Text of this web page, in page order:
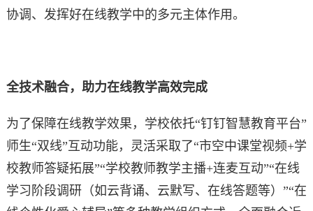
协调、发挥好在线教学中的多元主体作用。
全技术融合，助力在线教学高效完成
为了保障在线教学效果，学校依托“钉钉智慧教育平台”
师生“双线”互动功能，灵活采取了“市空中课堂视频+学
校教师答疑拓展”“学校教师教学主播+连麦互动”“在线
学习阶段调研（如云背诵、云默写、在线答题等）”“在